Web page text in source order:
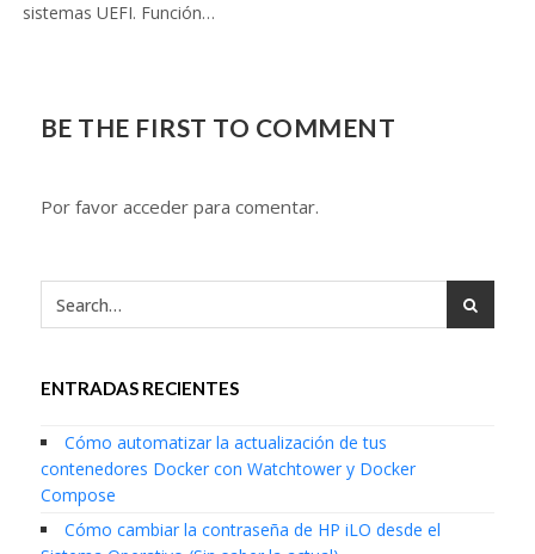
sistemas UEFI. Función…
BE THE FIRST TO COMMENT
Por favor acceder para comentar.
ENTRADAS RECIENTES
Cómo automatizar la actualización de tus
contenedores Docker con Watchtower y Docker
Compose
Cómo cambiar la contraseña de HP iLO desde el